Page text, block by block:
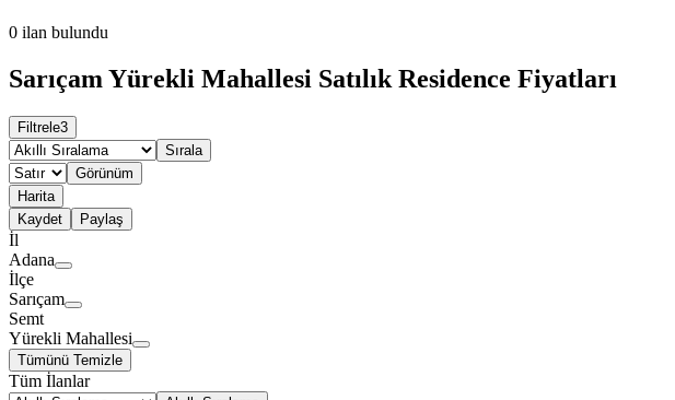
0 ilan bulundu
Sarıçam Yürekli Mahallesi Satılık Residence Fiyatları
Filtrele3
Sırala
Görünüm
Harita
Kaydet
Paylaş
İl
Adana
İlçe
Sarıçam
Semt
Yürekli Mahallesi
Tümünü Temizle
Tüm İlanlar